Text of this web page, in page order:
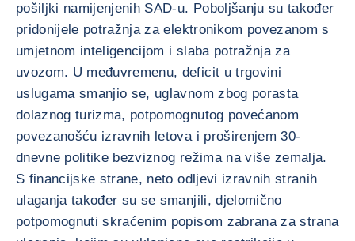
pošiljki namijenjenih SAD-u. Poboljšanju su također
pridonijele potražnja za elektronikom povezanom s
umjetnom inteligencijom i slaba potražnja za
uvozom. U međuvremenu, deficit u trgovini
uslugama smanjio se, uglavnom zbog porasta
dolaznog turizma, potpomognutog povećanom
povezanošću izravnih letova i proširenjem 30-
dnevne politike bezviznog režima na više zemalja.
S financijske strane, neto odljevi izravnih stranih
ulaganja također su se smanjili, djelomično
potpomognuti skraćenim popisom zabrana za strana